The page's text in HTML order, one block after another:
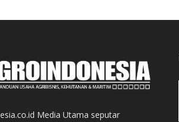
Media Utama seputar